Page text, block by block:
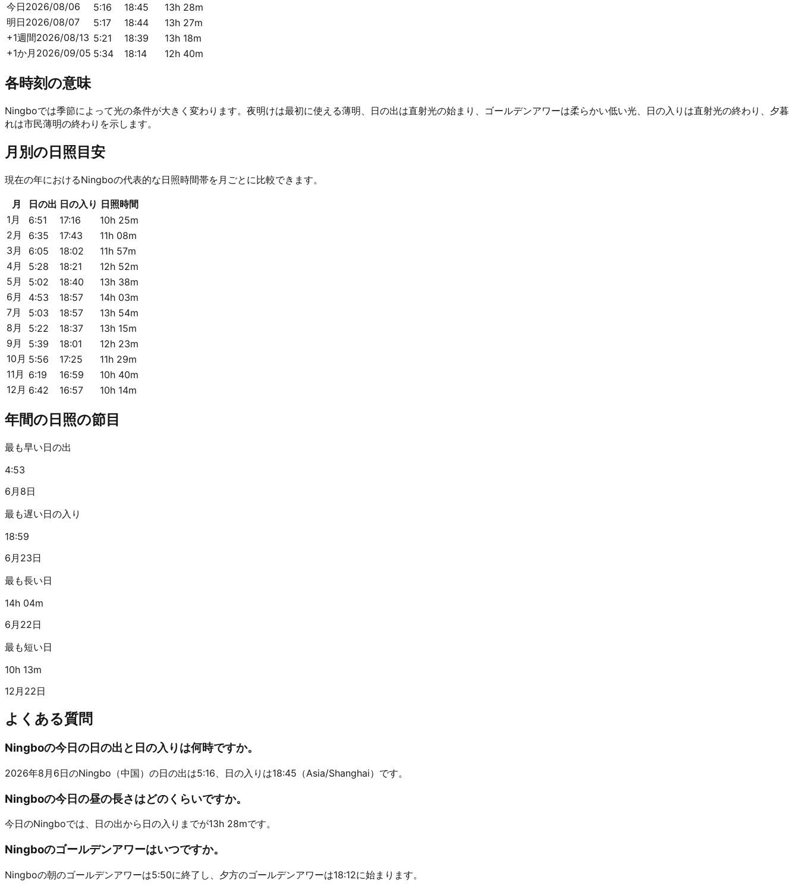
今日2026/08/06 5:16 18:45
13h 28m
明日2026/08/07 5:17 18:44
13h 27m
+1週間2026/08/13 5:21 18:39
13h 18m
+1か月 2026/09/05 5:34 18:14 12h 40m
各時刻の意味
Ningboでは季節によって光の条件が大きく変わります。夜明けは最初に使える薄明、日の出は直射光の始まり、ゴールデンアワーは柔らかい低い光、日の入りは直射光の終わり、夕暮
れは市民薄明の終わりを示します。
月別の日照目安
現在の年におけるNingboの代表的な日照時間帯を月ごとに比較できます。
月 日の出 日の入り 日照時間
1月
6:51 17:16
10h 25m
2月
6:35 17:43
11h 08m
3月
6:05 18:02
11h 57m
4月
5:28 18:21
12h 52m
5月
5:02 18:40
13h 38m
6月
4:53 18:57
14h 03m
7月
5:03 18:57
13h 54m
8月
5:22 18:37
13h 15m
9月
5:39 18:01
12h 23m
10月 5:56 17:25
11h 29m
11月 6:19 16:59
10h 40m
12月 6:42 16:57 10h 14m
年間の日照の節目
最も早い日の出
4:53
6月8日
最も遅い日の入り
18:59
6月23日
最も長い日
14h 04m
6月22日
最も短い日
10h 13m
12月22日
よくある質問
Ningboの今日の日の出と日の入りは何時ですか。
2026年8月6日のNingbo（中国）の日の出は5:16、日の入りは18:45（Asia/Shanghai）です。
Ningboの今日の昼の長さはどのくらいですか。
今日のNingboでは、日の出から日の入りまでが13h 28mです。
Ningboのゴールデンアワーはいつですか。
Ningboの朝のゴールデンアワーは5:50に終了し、夕方のゴールデンアワーは18:12に始まります。